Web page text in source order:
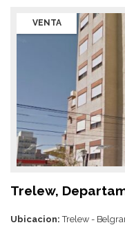
VENTA
Trelew,
Ubicacion: Trelew -